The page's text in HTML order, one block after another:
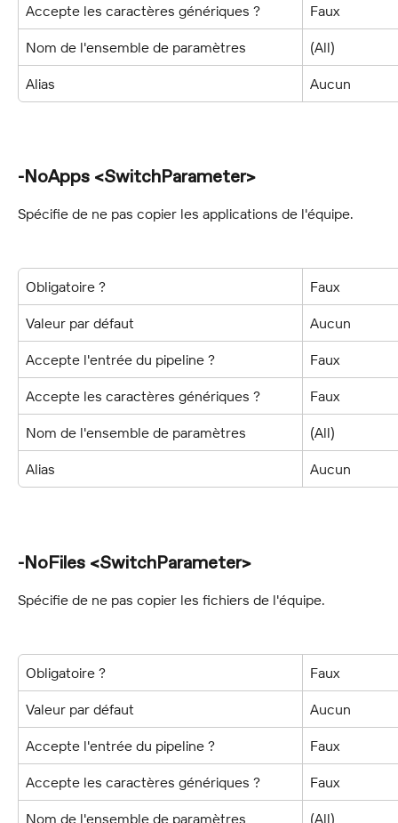
Accepte les caractères génériques ? Faux
Nom de l'ensemble de paramètres (All)
Alias Aucun
-NoApps <SwitchParameter>
Spécifie de ne pas copier les applications de l'équipe.
Obligatoire ? Faux
Valeur par défaut Aucun
Accepte l'entrée du pipeline ? Faux
Accepte les caractères génériques ? Faux
Nom de l'ensemble de paramètres (All)
Alias Aucun
-NoFiles <SwitchParameter>
Spécifie de ne pas copier les fichiers de l'équipe.
Obligatoire ? Faux
Valeur par défaut Aucun
Accepte l'entrée du pipeline ? Faux
Accepte les caractères génériques ? Faux
Nom de l'ensemble de paramètres (All)